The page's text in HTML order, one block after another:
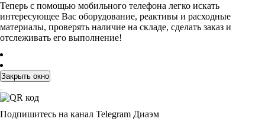
Теперь с помощью мобильного телефона легко искать
интересующее Вас оборудование, реактивы и расходные
материалы, проверять наличие на складе, сделать заказ и
отслеживать его выполнение!
Закрыть окно
Подпишитесь на канал Telegram Диаэм